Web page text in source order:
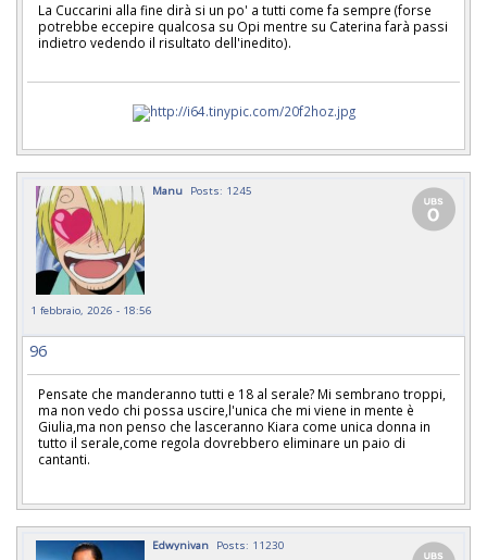
La Cuccarini alla fine dirà si un po' a tutti come fa sempre (forse
potrebbe eccepire qualcosa su Opi mentre su Caterina farà passi
indietro vedendo il risultato dell'inedito).
Manu Posts: 1245
1 febbraio, 2026 - 18:56
96
Pensate che manderanno tutti e 18 al serale? Mi sembrano troppi,
ma non vedo chi possa uscire,l'unica che mi viene in mente è
Giulia,ma non penso che lasceranno Kiara come unica donna in
tutto il serale,come regola dovrebbero eliminare un paio di
cantanti.
Edwynivan Posts: 11230